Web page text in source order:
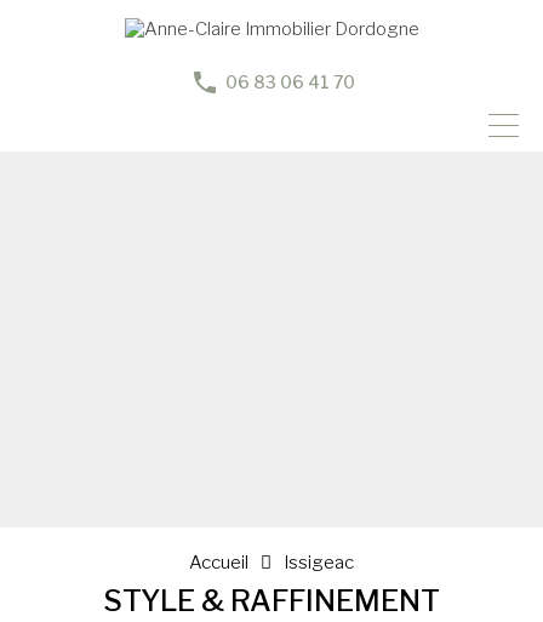
06 83 06 41 70
Accueil Issigeac
STYLE & RAFFINEMENT